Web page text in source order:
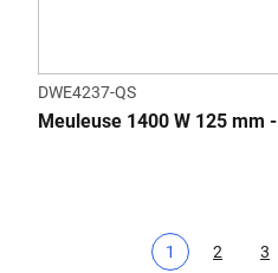
DWE4237-QS
Meuleuse 1400 W 125 mm
Page actuelle
1
Page
2 3